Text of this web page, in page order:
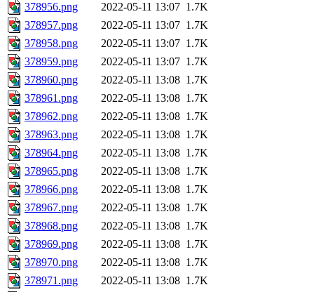
378956.png
2022-05-11 13:07 1.7K
378957.png
2022-05-11 13:07 1.7K
378958.png
2022-05-11 13:07 1.7K
378959.png
2022-05-11 13:07 1.7K
378960.png
2022-05-11 13:08 1.7K
378961.png
2022-05-11 13:08 1.7K
378962.png
2022-05-11 13:08 1.7K
378963.png
2022-05-11 13:08 1.7K
378964.png
2022-05-11 13:08 1.7K
378965.png
2022-05-11 13:08 1.7K
378966.png
2022-05-11 13:08 1.7K
378967.png
2022-05-11 13:08 1.7K
378968.png
2022-05-11 13:08 1.7K
378969.png
2022-05-11 13:08 1.7K
378970.png
2022-05-11 13:08 1.7K
378971.png
2022-05-11 13:08 1.7K